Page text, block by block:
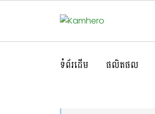
ទំព័រដើម ផលិតផល